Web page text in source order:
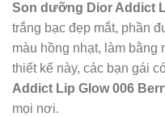
Son dưỡng Dior Addict
trắng bạc đẹp mắt, phần
màu hồng nhạt, làm
thiết kế này, các bạn gái
Addict Lip Glow 006
mọi nơi.